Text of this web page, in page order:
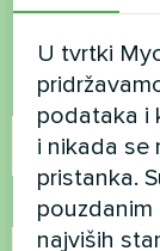
Ime
Broj telefona
U tvrtki
podataka i
i nikada se
pristanka.
pouzdanim
najviših